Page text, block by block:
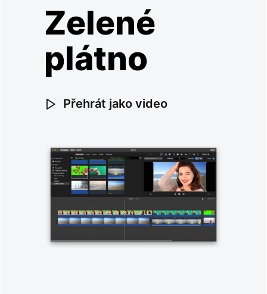
Zelené
plátno
Přehrát jako video